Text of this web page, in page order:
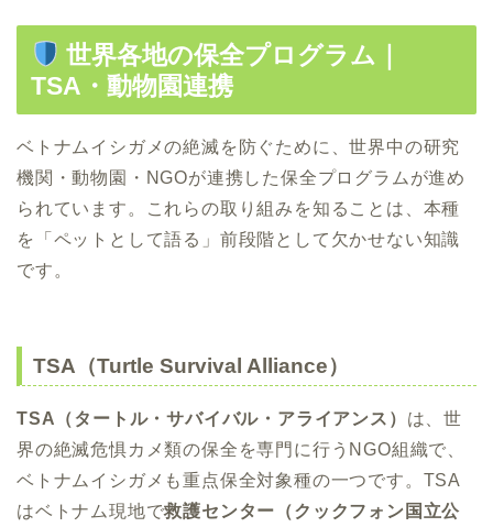
世界各地の保全プログラム｜
TSA・動物園連携
ベトナムイシガメの絶滅を防ぐために、世界中の研究
機関・動物園・NGOが連携した保全プログラムが進め
られています。これらの取り組みを知ることは、本種
を「ペットとして語る」前段階として欠かせない知識
です。
TSA（Turtle Survival Alliance）
TSA（タートル・サバイバル・アライアンス） は、世
界の絶滅危惧カメ類の保全を専門に行うNGO組織で、
ベトナムイシガメも重点保全対象種の一つです。TSA
はベトナム現地で救護センター（クックフォン国立公